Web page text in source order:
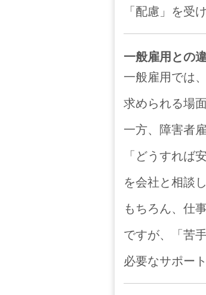
「配慮」を受
一般雇用との
一般雇用では
求められる場
一方、障害者
「どうすれば
を会社と相談
もちろん、仕
ですが、「苦
必要なサポー